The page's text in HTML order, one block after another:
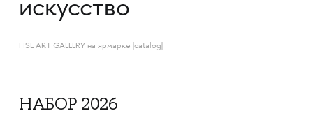
искусство
HSE ART GALLERY на ярмарке |catalog|
НАБОР 2026